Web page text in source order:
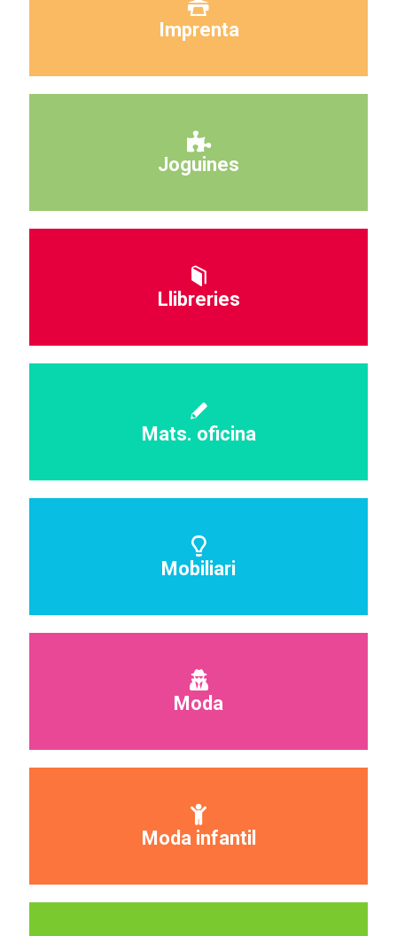
Imprenta
Joguines
Llibreries
Mats. oficina
Mobiliari
Moda
Moda infantil